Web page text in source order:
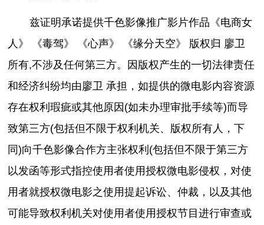
兹证明承诺提供千色影像推广影片作品《电商女
人》 《毒驾》 《心声》 《缘分天空》 版权归 廖卫
所有,不涉及任何第三方。因版权产生的一切法律责任
和经济纠纷均由廖卫 承担，如提供的微电影内容资源
存在权利瑕疵或其他原因(如未办理审批手续等)而导
致第三方(包括但不限于权利机关、版权所有人，下
同)向千色影像合作方主张权利(包括但不限于第三方
以发函等形式指控使用者使用授权微电影侵权，对使
用者就授权微电影之使用提起诉讼、仲裁，以及其他
可能导致权利机关对使用者使用授权节目进行审查或